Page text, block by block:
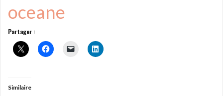
oceane
Partager :
Similaire